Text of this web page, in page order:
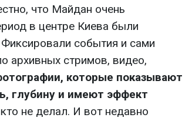
что Майдан очень
в центре Киева были
события и сами
архивных стримов, видео,
которые показывают
глубину и имеют эффект
не делал. И вот недавно